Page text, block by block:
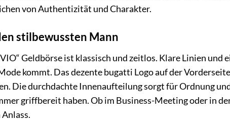
von Authentizität und Charakter.
stilbewussten Mann
Geldbörse ist klassisch und zeitlos. Klare Linien und
kommt. Das dezente bugatti Logo auf der
Die durchdachte Innenaufteilung sorgt für Ordnung
griffbereit haben. Ob im Business-Meeting oder in